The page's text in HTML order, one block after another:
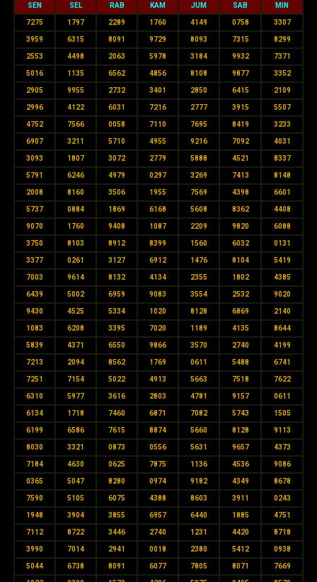
SEN SEL RAB KAM JUM SAB MIN
7275 1797 2289 1760 4149 0758 3307
3959 6315 8091 9729 8093 7315 8299
2553 4498 2063 5978 3184 9932 7371
5016 1135 6562 4856 8108 9877 3352
2905 9955 2732 3401 2850 6415 2109
2996 4122 6031 7216 2777 3915 5507
4752 7566 0058 7110 7695 8419 3233
6907 3211 5710 4955 9216 7092 4031
3093 1807 3072 2779 5888 4521 8337
5791 6246 4979 0297 3269 7413 8148
2008 8160 3506 1955 7569 4398 6601
5737 0884 1869 6168 5608 8362 4408
9070 1760 9408 1087 2209 9820 6088
3750 8103 8912 8399 1560 6032 0131
3377 0261 3127 6912 1476 8104 5419
7003 9614 8132 4134 2355 1802 4385
6439 5002 6959 9083 3554 2532 9020
9430 4525 5334 1020 8128 6869 2140
1083 6208 3395 7020 1189 4135 8644
5839 4371 6550 9866 3570 2740 4199
7213 2094 8562 1769 0611 5488 6741
7251 7154 5022 4913 5663 7518 7622
6310 5977 3616 2803 4781 9157 0611
6134 1718 7460 6871 7082 5743 1505
6199 6586 7615 8874 5660 8128 9113
8030 3321 0873 0556 5631 9657 4373
7184 4630 0625 7875 1136 4536 9086
0365 5047 8280 0974 9182 4349 8678
7590 5105 6075 4388 8603 3911 0243
1948 3904 3855 6957 6440 1885 4751
7112 8722 3446 2740 1231 4420 8718
3990 7014 2941 0018 2380 5412 0938
5044 6738 8091 6077 7805 8071 7669